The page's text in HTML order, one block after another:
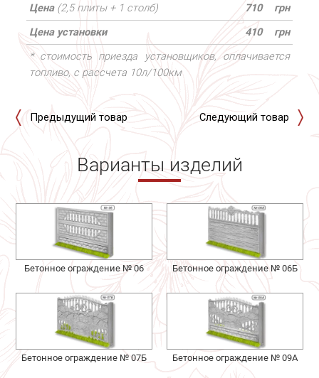
Цена (2,5 плиты + 1 столб) 710
грн
Цена установки
410
грн
* стоимость приезда установщиков, оплачивается
топливо, с рассчета 10л/100км
Предыдущий товар Следующий товар
Варианты изделий
Бетонное ограждение № 06 Бетонное ограждение № 06Б
Бетонное ограждение № 07Б Бетонное ограждение № 09А